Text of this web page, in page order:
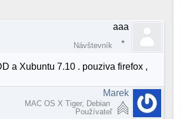
aaa
Návštevník
a Xubuntu 7.10 . pouziva firefox ,
Marek
MAC OS X Tiger, Debian
Používateľ